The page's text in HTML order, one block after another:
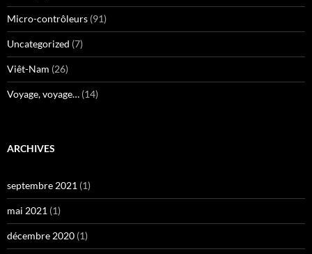
Micro-contrôleurs (91)
Uncategorized (7)
Viêt-Nam (26)
Voyage, voyage… (14)
ARCHIVES
septembre 2021 (1)
mai 2021 (1)
décembre 2020 (1)